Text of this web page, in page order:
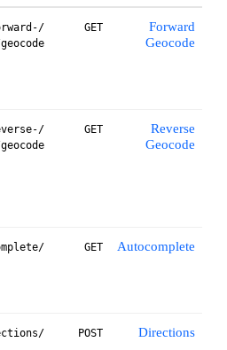
Forward
Geocode
GET
geocode/
Reverse
Geocode
GET
geocode/
Autocomplete
GET
/autocomplete/
Directions
POST
/directions/